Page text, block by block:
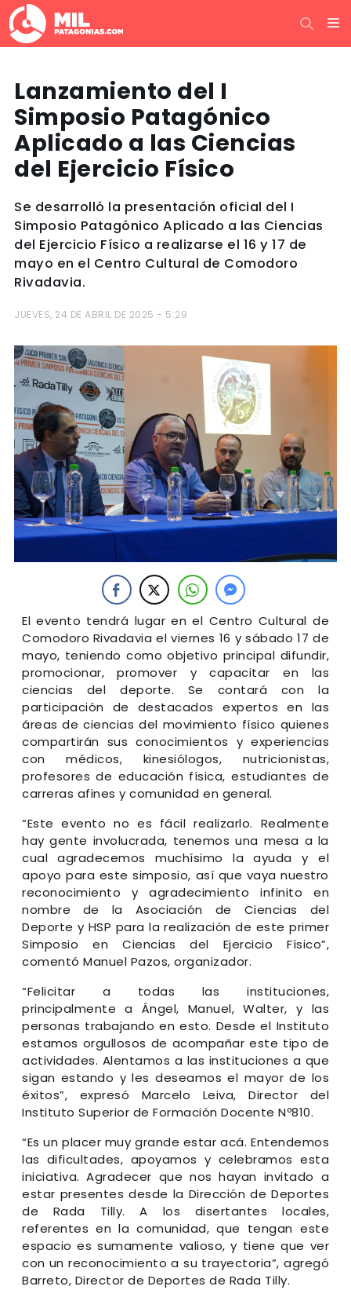
Lanzamiento del I
Simposio Patagónico
Aplicado a las Ciencias
del Ejercicio Físico
Se desarrolló la presentación oficial del I
Simposio Patagónico Aplicado a las Ciencias
del Ejercicio Físico a realizarse el 16 y 17 de
mayo en el Centro Cultural de Comodoro
Rivadavia.
JUEVES, 24 DE ABRIL DE 2025 - 5:29
El evento tendrá lugar en el Centro Cultural de
Comodoro Rivadavia el viernes 16 y sábado 17 de
mayo, teniendo como objetivo principal difundir,
promocionar, promover y capacitar en las
ciencias del deporte. Se contará con la
participación de destacados expertos en las
áreas de ciencias del movimiento físico quienes
compartirán sus conocimientos y experiencias
con médicos, kinesiólogos, nutricionistas,
profesores de educación física, estudiantes de
carreras afines y comunidad en general.
“Este evento no es fácil realizarlo. Realmente
hay gente involucrada, tenemos una mesa a la
cual agradecemos muchísimo la ayuda y el
apoyo para este simposio, así que vaya nuestro
reconocimiento y agradecimiento infinito en
nombre de la Asociación de Ciencias del
Deporte y HSP para la realización de este primer
Simposio en Ciencias del Ejercicio Físico”,
comentó Manuel Pazos, organizador.
“Felicitar a todas las instituciones,
principalmente a Ángel, Manuel, Walter, y las
personas trabajando en esto. Desde el Instituto
estamos orgullosos de acompañar este tipo de
actividades. Alentamos a las instituciones a que
sigan estando y les deseamos el mayor de los
éxitos”, expresó Marcelo Leiva, Director del
Instituto Superior de Formación Docente Nº810.
“Es un placer muy grande estar acá. Entendemos
las dificultades, apoyamos y celebramos esta
iniciativa. Agradecer que nos hayan invitado a
estar presentes desde la Dirección de Deportes
de Rada Tilly. A los disertantes locales,
referentes en la comunidad, que tengan este
espacio es sumamente valioso, y tiene que ver
con un reconocimiento a su trayectoria”, agregó
Barreto, Director de Deportes de Rada Tilly.